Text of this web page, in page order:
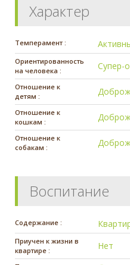
Характер
Темперамент :
Ориентированность
на человека :
Супер-
Отношение к
детям :
Отношение к
кошкам :
Отношение к
собакам :
Воспитание
Содержание :
Приучен к жизни в
квартире :
Нет